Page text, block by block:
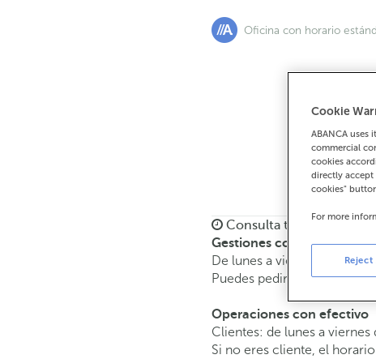
Oficina con horario
Si
Consulta todos los
Gestiones comerciales
De lunes a viernes de 8:15
Puedes pedir cita previay te
Operaciones con efectivo
Clientes: de lunes a viernes
Si no eres cliente, el
Cookie
ABANCA
commercial
cookies
directly accept
cookies"
For more
Reject